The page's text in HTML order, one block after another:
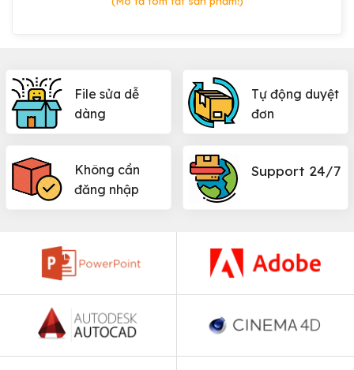
File sửa dễ
dàng
Tự động duyệt
đơn
Không cần
đăng nhập
Support 24/7